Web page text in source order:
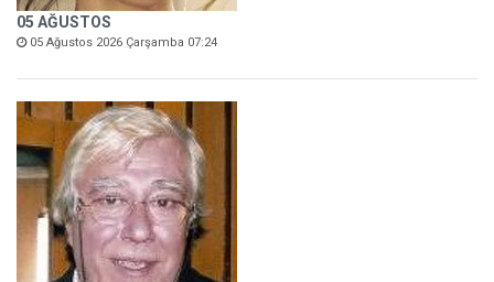
05 AĞUSTOS
05 Ağustos 2026 Çarşamba 07:24